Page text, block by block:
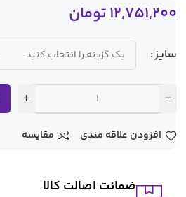
12,751,200تومان
سایز
افزودن علاقه مندی مقایسه
ضمانت اصالت کالا